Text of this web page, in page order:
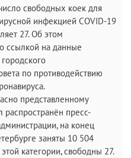
свободных коек для
инфекцией COVID-19
27. Об этом
ссылкой на данные
по противодействию
представленному
распространён пресс-
на конец
заняты 10 504
категории, свободны 27.